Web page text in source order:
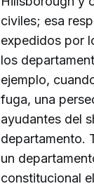
civiles; esa
expedidos por
los
ejemplo,
fuga, una
ayudantes del
departamento.
un
constitucional